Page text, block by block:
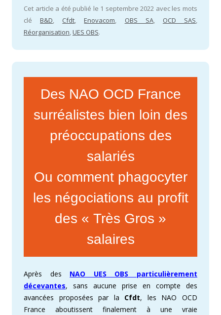
Cet article a été publié le 1 septembre 2022 avec les mots
cléB&D, Cfdt,Enovacom, OBS SA, OCD SAS,
Réorganisation,UES OBS.
Des NAO OCD France
surréalistes bien loin des
préoccupations des
salariés
Ou comment phagocyter
les négociations au profit
des « Très Gros »
salaires
Après des NAO UES OBS particulièrement
décevantes, sans aucune prise en compte des
avancées proposées par la Cfdt, les NAO OCD
France aboutissent finalement à une vraie